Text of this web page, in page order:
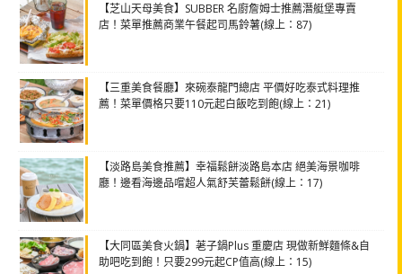
【芝山天母美食】SUBBER 名廚詹姆士推薦潛艇堡專賣
店！菜單推薦商業午餐起司馬鈴薯(線上：87)
【三重美食餐廳】來碗泰龍門總店 平價好吃泰式料理推
薦！菜單價格只要110元起白飯吃到飽(線上：21)
【淡路島美食推薦】幸福鬆餅淡路島本店 絕美海景咖啡
廳！邊看海邊品嚐超人氣舒芙蕾鬆餅(線上：17)
【大同區美食火鍋】荖子鍋Plus 重慶店 現做新鮮麵條&自
助吧吃到飽！只要299元起CP值高(線上：15)